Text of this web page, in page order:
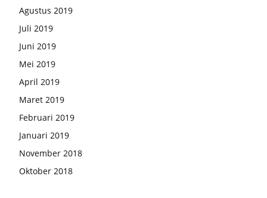
Agustus 2019
Juli 2019
Juni 2019
Mei 2019
April 2019
Maret 2019
Februari 2019
Januari 2019
November 2018
Oktober 2018